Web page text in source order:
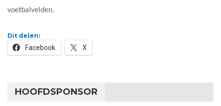
voetbalvelden.
Dit delen:
Facebook X
HOOFDSPONSOR